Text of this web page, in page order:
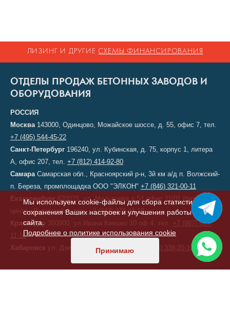
ЛИЗИНГ И ДРУГИЕ СХЕМЫ ФИНАНСИРОВАНИЯ
ОТДЕЛЫ ПРОДАЖ БЕТОННЫХ ЗАВОДОВ И
ОБОРУДОВАНИЯ
РОССИЯ
Москва143000, Одинцово, Можайское шоссе, д. 55, офис 7, тел.
+7 (495) 544-45-22
Санкт-Петербург 196240, ул. Кубинская, д. 75, корпус 1, литера
А, офис 207, тел. +7 (812) 414-92-80
СамараСамарская обл., Красноярский р-н, 3й км а/д п. Волжский-
п. Береза, промплощадка ООО "ЭЛКОН" +7 (846) 321-00-11
Екатеринбург 620075, ул. Малышева д.51 офис 11/01 (бизнес-
центр «Высоцкий»), тел. +7 (343) 378-41-18
Краснодар 350000, ул.Ивана Кияшко 10 оф 4, тел. +7 (987) 950-
11-11
Хабаровск ул. Дзержинского, д. 6, тел. +7 (914) 339-20-10
Мы используем cookie-файлы для сбора статистики,
сохранения Ваших настроек и улучшения работы
сайта.
Подробнее о политике использования cookie
Принимаю